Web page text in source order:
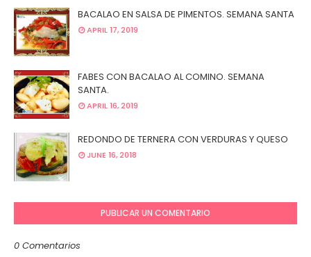
BACALAO EN SALSA DE PIMENTOS. SEMANA SANTA
APRIL 17, 2019
FABES CON BACALAO AL COMINO. SEMANA
SANTA.
APRIL 16, 2019
REDONDO DE TERNERA CON VERDURAS Y QUESO
JUNE 16, 2018
PUBLICAR UN COMENTARIO
0 Comentarios